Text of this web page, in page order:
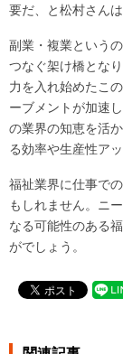
要だ、と松村さん
副業・複業という
つなぐ架け橋とな
力を入れ始めたこ
ーブメントが加速
の業界の知恵を活
る効率や生産性ア
福祉業界に仕事で
もしれません。ニ
なる可能性のある
がでしょう。